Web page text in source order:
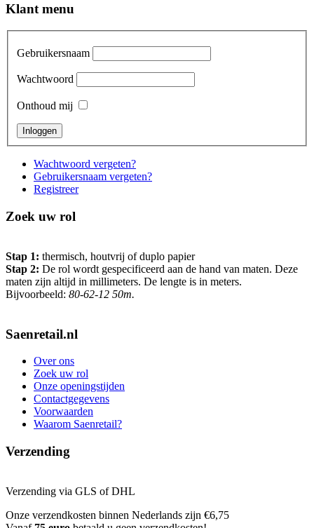
Klant menu
Gebruikersnaam
Wachtwoord
Onthoud mij
Wachtwoord vergeten?
Gebruikersnaam vergeten?
Registreer
Zoek uw rol
Stap 1: thermisch, houtvrij of duplo papier
Stap 2: De rol wordt gespecificeerd aan de hand van maten. Deze
maten zijn altijd in millimeters. De lengte is in meters.
Bijvoorbeeld: 80-62-12 50m.
Saenretail.nl
Over ons
Zoek uw rol
Onze openingstijden
Contactgegevens
Voorwaarden
Waarom Saenretail?
Verzending
Verzending via GLS of DHL
Onze verzendkosten binnen Nederlands zijn €6,75